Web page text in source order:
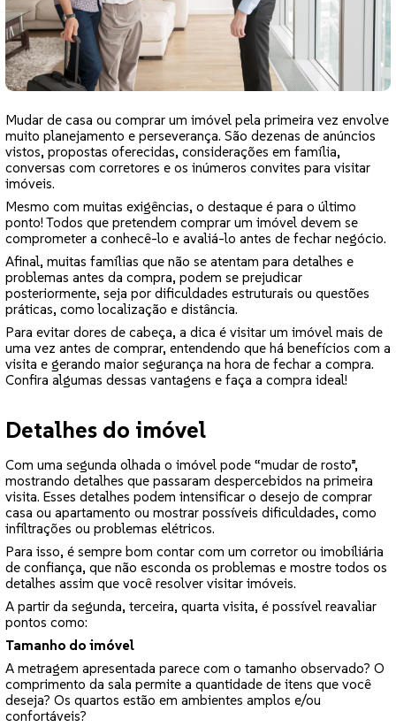
Mudar de casa ou comprar um imóvel pela primeira vez envolve
muito planejamento e perseverança. São dezenas de anúncios
vistos, propostas oferecidas, considerações em família,
conversas com corretores e os inúmeros convites para visitar
imóveis.
Mesmo com muitas exigências, o destaque é para o último
ponto! Todos que pretendem comprar um imóvel devem se
comprometer a conhecê-lo e avaliá-lo antes de fechar negócio.
Afinal, muitas famílias que não se atentam para detalhes e
problemas antes da compra, podem se prejudicar
posteriormente, seja por dificuldades estruturais ou questões
práticas, como localização e distância.
Para evitar dores de cabeça, a dica é visitar um imóvel mais de
uma vez antes de comprar, entendendo que há benefícios com a
visita e gerando maior segurança na hora de fechar a compra.
Confira algumas dessas vantagens e faça a compra ideal!
Detalhes do imóvel
Com uma segunda olhada o imóvel pode “mudar de rosto”,
mostrando detalhes que passaram despercebidos na primeira
visita. Esses detalhes podem intensificar o desejo de comprar
casa ou apartamento ou mostrar possíveis dificuldades, como
infiltrações ou problemas elétricos.
Para isso, é sempre bom contar com um corretor ou imobiliária
de confiança, que não esconda os problemas e mostre todos os
detalhes assim que você resolver visitar imóveis.
A partir da segunda, terceira, quarta visita, é possível reavaliar
pontos como:
Tamanho do imóvel
A metragem apresentada parece com o tamanho observado? O
comprimento da sala permite a quantidade de itens que você
deseja? Os quartos estão em ambientes amplos e/ou
confortáveis?